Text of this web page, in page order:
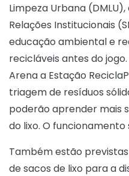
Limpeza Urbana
Relações Institucionais
educação ambiental e
recicláveis antes do
Arena a Estação
triagem de resíduos
poderão aprender mais
do lixo. O funcionamento
Também estão
de sacos de lixo para a